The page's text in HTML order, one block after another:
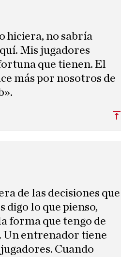
hiciera, no sabría
Mis jugadores
que tienen. El
más por nosotros de
de las decisiones que
digo lo que pienso,
forma que tengo de
Un entrenador tiene
Cuando